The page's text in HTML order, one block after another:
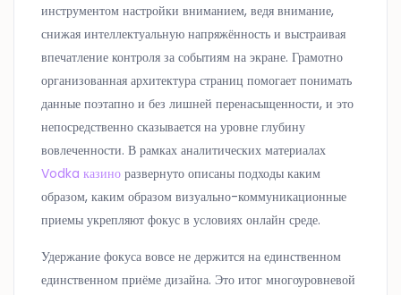
инструментом настройки вниманием, ведя внимание,
снижая интеллектуальную напряжённость и выстраивая
впечатление контроля за событиям на экране. Грамотно
организованная архитектура страниц помогает понимать
данные поэтапно и без лишней перенасыщенности, и это
непосредственно сказывается на уровне глубину
вовлеченности. В рамках аналитических материалах
Vodka казино развернуто описаны подходы каким
образом, каким образом визуально-коммуникационные
приемы укрепляют фокус в условиях онлайн среде.
Удержание фокуса вовсе не держится на единственном
единственном приёме дизайна. Это итог многоуровневой